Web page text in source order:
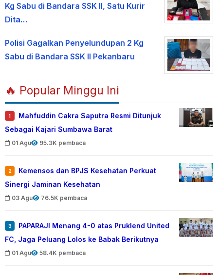
Kg Sabu di Bandara SSK II, Satu Kurir
Dita…
Polisi Gagalkan Penyelundupan 2 Kg
Sabu di Bandara SSK II Pekanbaru
🔥 Popular Minggu Ini
1
Mahfuddin Cakra Saputra Resmi Ditunjuk
Sebagai Kajari Sumbawa Barat
01 Agu 95.3K pembaca
2
Kemensos dan BPJS Kesehatan Perkuat
Sinergi Jaminan Kesehatan
03 Agu 76.5K pembaca
3
PAPARAJI Menang 4-0 atas Pruklend United
FC, Jaga Peluang Lolos ke Babak Berikutnya
01 Agu 58.4K pembaca